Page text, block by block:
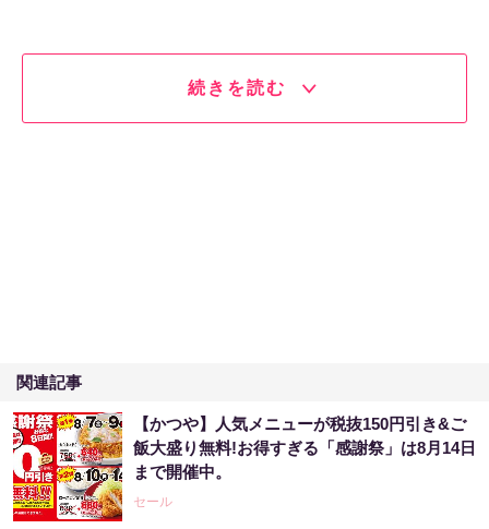
続きを読む
関連記事
【かつや】人気メニューが税抜150円引き&ご
飯大盛り無料!お得すぎる「感謝祭」は8月14日
まで開催中。
セール